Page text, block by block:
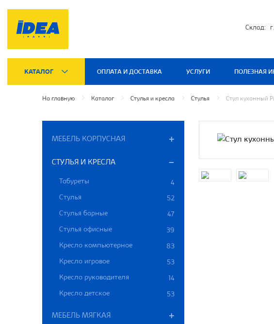
Склад:
КАТАЛОГ ОПЛАТА И ДОСТАВКА УСЛУГИ ПОЛЕЗНАЯ
На главную Каталог Стулья и кресла Стулья Стул кухонный
МЕБЕЛЬ КОРПУСНАЯ
СТУЛЬЯ И КРЕСЛА
Табуреты
4
Стулья
52
Стулья барные 47
Стулья офисные 39
Кресло компьютерное 83
Кресло игровое 53
Кресло руководителя 14
Кресло детское 53
МЕБЕЛЬ МЯГКАЯ